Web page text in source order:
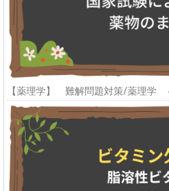
【薬理学】 難解問題対策/薬理学